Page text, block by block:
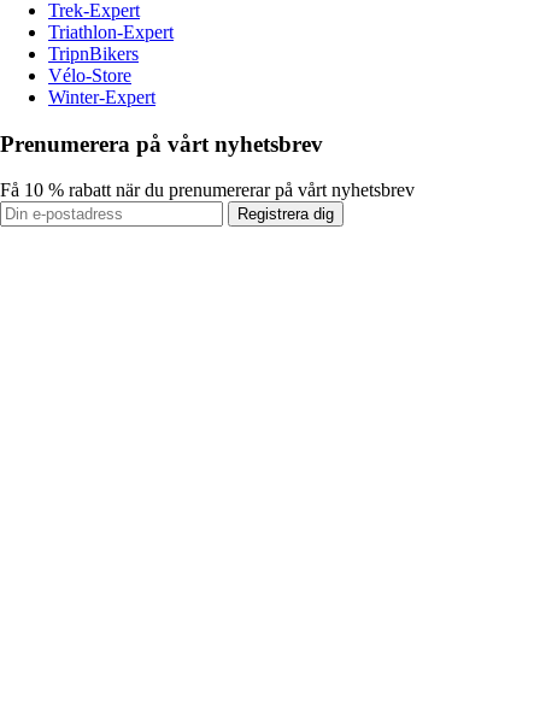
Trek-Expert
Triathlon-Expert
TripnBikers
Vélo-Store
Winter-Expert
Prenumerera på vårt nyhetsbrev
Få 10 % rabatt när du prenumererar på vårt nyhetsbrev
Registrera dig